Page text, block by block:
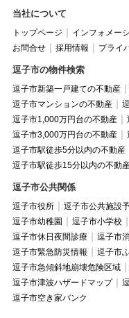
当社について
トップページ インフォメー
お問合せ
採用情報 プライ
逗子市の物件検索
逗子市新築一戸建ての不動産
逗子市マンションの不動産
逗子市1,000万円台の不動産
逗子市3,000万円台の不動産
逗子市駅徒歩5分以内の不動産
逗子市駅徒歩15分以内の不動
逗子市公共関係
逗子市役所 逗子市公共施設
逗子市幼稚園
逗子市小学校
逗子市休日夜間診療
逗子市
逗子市緊急防災情報
逗子市
逗子市急傾斜地崩壊危険区域
逗子市津波ハザードマップ
逗子市空き家バンク